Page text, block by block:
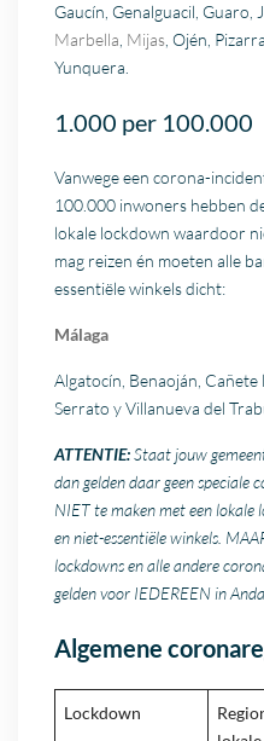
Gaucín, Genalguacil, Guaro,
Marbella, Mijas, Ojén,
Yunquera.
1.000 per 100.000
Vanwege een corona-
100.000 inwoners hebben
lokale lockdown waardoor
mag reizen én moeten alle
essentiële winkels dicht:
Málaga
Algatocín, Benaoján,
Serrato y Villanueva del
ATTENTIE:Staat jouw
dan gelden daar geen speciale
NIET te maken met een lokale
en niet-essentiële winkels.
lockdowns en alle andere
gelden voor IEDEREEN in
Algemene
Lockdown